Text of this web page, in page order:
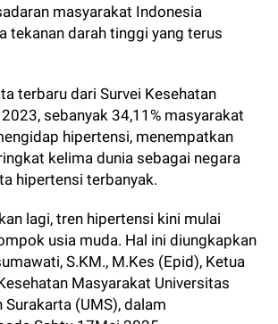
masyarakat Indonesia
tekanan darah tinggi yang terus
terbaru dari Survei Kesehatan
sebanyak 34,11% masyarakat
hipertensi, menempatkan
kelima dunia sebagai negara
hipertensi terbanyak.
lagi, tren hipertensi kini mulai
usia muda. Hal ini diungkapkan
S.KM., M.Kes (Epid), Ketua
Masyarakat Universitas
(UMS), dalam